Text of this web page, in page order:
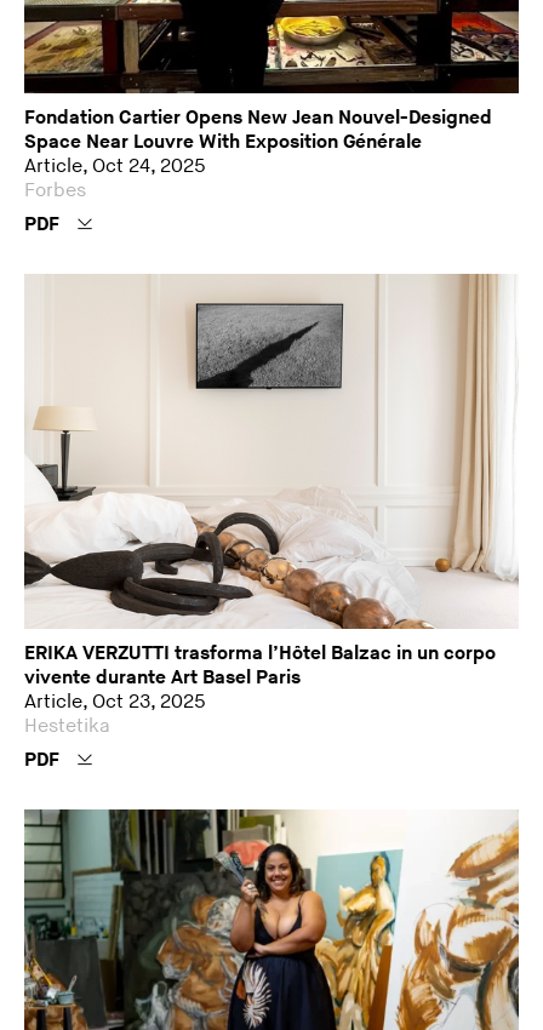
Fondation Cartier Opens New Jean Nouvel-Designed
Space Near Louvre With Exposition Générale
Article, Oct 24, 2025
Forbes
PDF
ERIKA VERZUTTI trasforma l’Hôtel Balzac in un corpo
vivente durante Art Basel Paris
Article, Oct 23, 2025
Hestetika
PDF